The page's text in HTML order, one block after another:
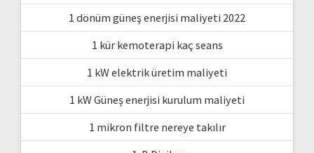
1 dönüm güneş enerjisi maliyeti 2022
1 kür kemoterapi kaç seans
1 kW elektrik üretim maliyeti
1 kW Güneş enerjisi kurulum maliyeti
1 mikron filtre nereye takılır